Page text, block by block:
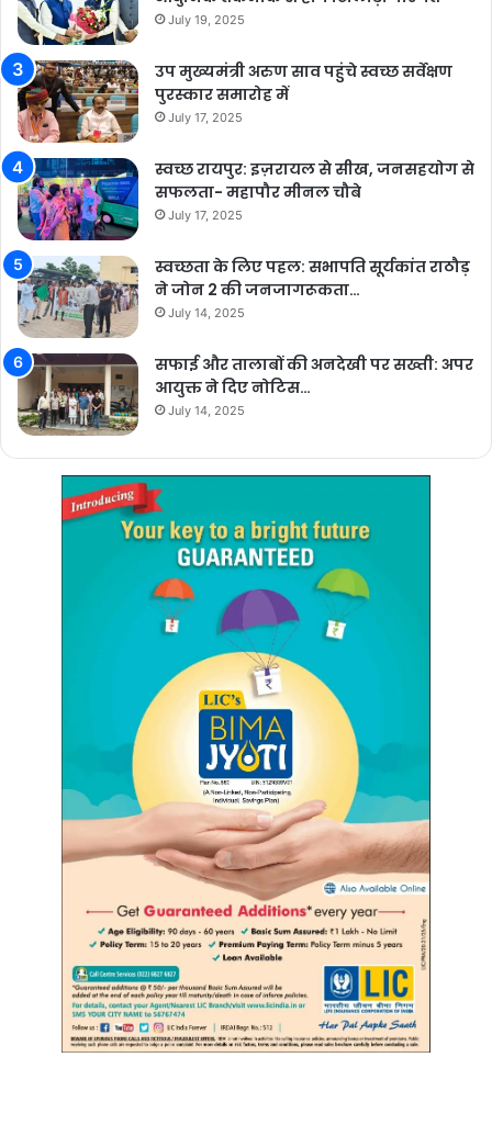
July 19, 2025
उप मुख्यमंत्री अरुण साव पहुंचे स्वच्छ सर्वेक्षण
पुरस्कार समारोह में
July 17, 2025
स्वच्छ रायपुर: इज़रायल से सीख, जनसहयोग से
सफलता- महापौर मीनल चौबे
July 17, 2025
स्वच्छता के लिए पहल: सभापति सूर्यकांत राठौड़
ने जोन 2 की जनजागरूकता…
July 14, 2025
सफाई और तालाबों की अनदेखी पर सख्ती: अपर
आयुक्त ने दिए नोटिस…
July 14, 2025